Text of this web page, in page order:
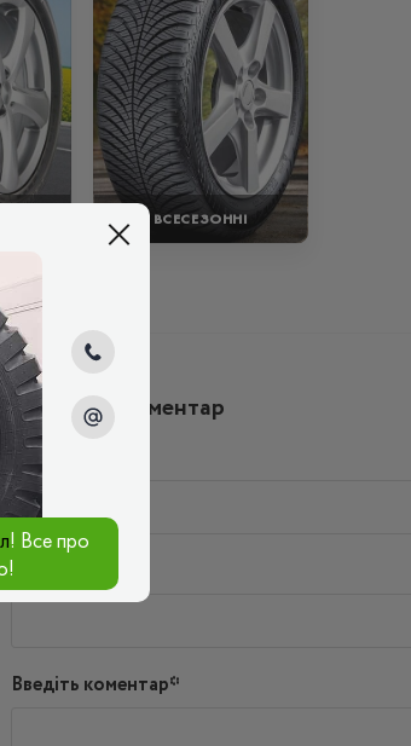
ВСЕСЕЗОННІ
Написати коментар
Ім'я*
Ваш e-mail*
Введіть коментар*
! Все про